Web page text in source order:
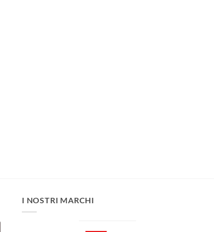
I NOSTRI MARCHI